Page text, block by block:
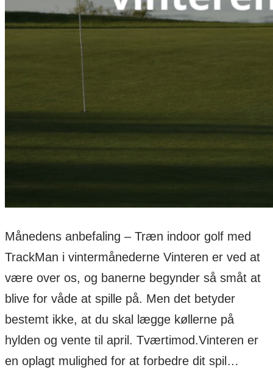
Månedens anbefaling – Træn indoor golf med
TrackMan i vintermånederne Vinteren er ved at
være over os, og banerne begynder så småt at
blive for våde at spille på. Men det betyder
bestemt ikke, at du skal lægge køllerne på
hylden og vente til april. Tværtimod.Vinteren er
en oplagt mulighed for at forbedre dit spil…